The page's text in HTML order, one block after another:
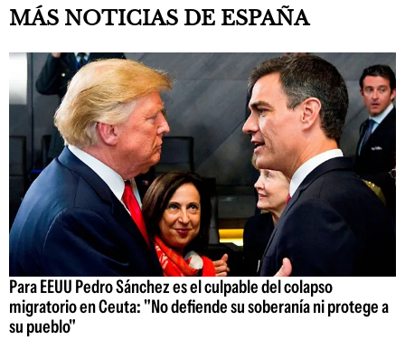
MÁS NOTICIAS DE ESPAÑA
Para EEUU Pedro Sánchez es el culpable del colapso
migratorio en Ceuta: "No defiende su soberanía ni protege a
su pueblo"